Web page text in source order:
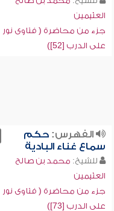
العثيمين
جزء من محاضرة ( فتاوى نور
على الدرب [52])
الفهرس:حكم
سماع غناء البادية
للشيخ: محمد بن صالح
العثيمين
جزء من محاضرة ( فتاوى نور
على الدرب [73])